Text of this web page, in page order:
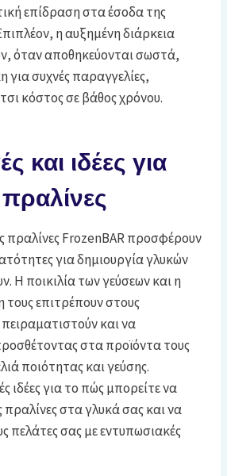
επίδραση στα έσοδα της
η αυξημένη διάρκεια
όταν αποθηκεύονται σωστά,
για συχνές παραγγελίες,
κόστος σε βάθος χρόνου.
και ιδέες για
πραλίνες FrozenBAR προσφέρουν
για δημιουργία γλυκών
Η ποικιλία των γεύσεων και η
τους επιτρέπουν στους
και να
στα προϊόντα τους
ποιότητας και γεύσης.
ιδέες για το πώς μπορείτε να
στα γλυκά σας και να
πελάτες σας με εντυπωσιακές